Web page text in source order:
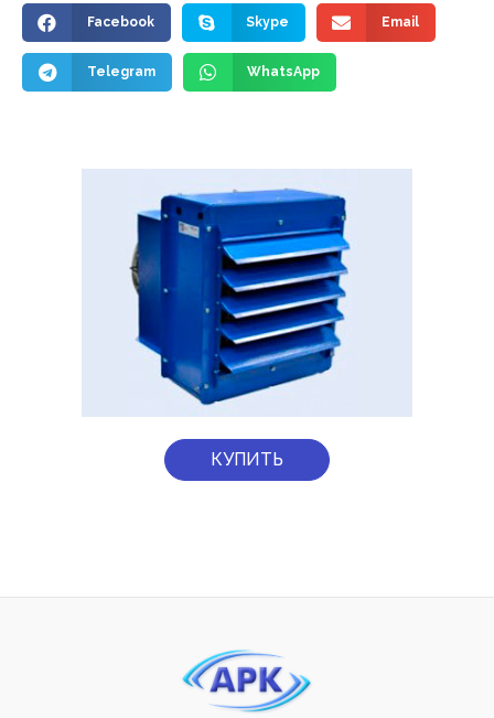
КУПИТЬ
Facebook Skype Email
Telegram WhatsApp